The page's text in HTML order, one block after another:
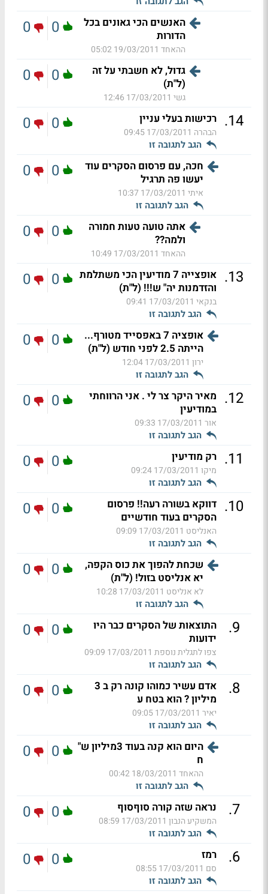
האנשים הכי גאונים בכל
הדורות
ההאחד 19/03/2011 05:02
0
0
גדול, לא חשבתי על זה
(ל"ת)
גשי 17/03/2011 12:46
0
0
14
. רכישות בעלי עניין
הבהרה 17/03/2011 09:45
הגב לתגובה זו
0
0
חכה, עם פרסום הסקרים עוד
יעשו פה תרגיל
איתי 17/03/2011 10:37
הגב לתגובה זו
0
0
אתה טועה טעות חמורה
ולמה??
ההאחד 17/03/2011 10:49
0
0
13
.
אופצייה 7 מודיעין הכי משתלמת
והזדמנות יה" ש!!! (ל"ת)
בנקאי 17/03/2011 09:41
הגב לתגובה זו
0
0
אופציה 7 באפסייד מטורף...
הייתה 2.5 לפני חודש (ל"ת)
ירון 17/03/2011 12:04
הגב לתגובה זו
0
0
12
. מאיר היקר צר לי . אני הרווחתי
במודיעין
אור 17/03/2011 09:33
הגב לתגובה זו
0
0
11
. רק מודיעין
מיקו 17/03/2011 09:24
הגב לתגובה זו
0
0
10
. דווקא בשורה רעה!! פרסום
הסקרים בעוד חודשיים
האנליסט 17/03/2011 09:09
הגב לתגובה זו
0
0
שכחת להפוך את כוס הקפה,
יא אנליסט בזול! (ל"ת)
לא אנליסט 17/03/2011 10:28
הגב לתגובה זו
0
0
9
.
התוצאות של הסקרים כבר היו
ידועות
צפו לתגלית נוספת 17/03/2011 09:09
הגב לתגובה זו
0
0
8
.
אדם עשיר כמוהו קונה רק ב 3
מיליון ? הוא בטח ע
יאיר 17/03/2011 09:05
הגב לתגובה זו
0
0
היום הוא קנה בעוד 3מיליון ש"
ח
ההאחד 18/03/2011 00:42
הגב לתגובה זו
0
0
7
. נראה שזה קורה סוףסוף
המשקיע הנבון 17/03/2011 08:59
הגב לתגובה זו
0
0
6
. רמז
סם 17/03/2011 08:55
הגב לתגובה זו
0
0